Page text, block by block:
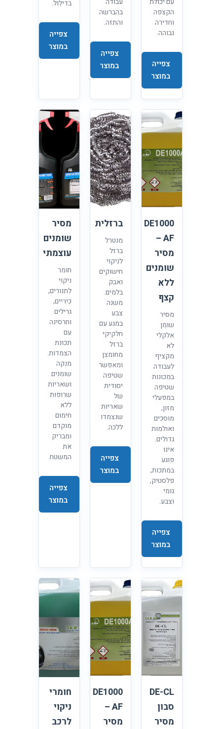
הקצפה
וחדירה
גבוהה.
צפייה
במוצר
בהברשה
והתזה.
צפייה
במוצר
בדילול.
צפייה
במוצר
DE1000
AF –
מסיר
שומנים
ללא
קצף
מסיר
שומן
אלקלי
לא
מקציף
לעבודה
במכונות
שטיפה
במפעלי
מזון,
מוסכים
ואולמות
גדולים.
אינו
פוגע
במתכות,
פלסטיק,
גומי
וצבע.
צפייה
במוצר
ברזלית
מנטרל
ברזל
לניקוי
חישוקים
ואבק
בלמים.
משנה
צבע
במגע עם
חלקיקי
ברזל
מחומצן
ומאפשר
שטיפה
יסודית
של
שאריות
שנצמדו
ללכה.
צפייה
במוצר
מסיר
שומנים
עוצמתי
חומר
ניקוי
לתנורים,
כיריים,
גרילים
וחרסינה
עם
תכונת
הצמדות.
מנקה
שומנים
ושאריות
שרופות
ללא
חימום
מוקדם
ומבריק
את
המשטח.
צפייה
במוצר
DE-CL
סבון
מסיר
DE1000
AF –
מסיר
חומרי
ניקוי
לרכב